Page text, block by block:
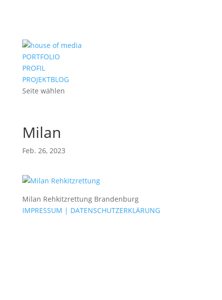
PORTFOLIO
PROFIL
PROJEKTBLOG
Seite wählen
Milan
Feb. 26, 2023
Milan Rehkitzrettung Brandenburg
IMPRESSUM | DATENSCHUTZERKLÄRUNG